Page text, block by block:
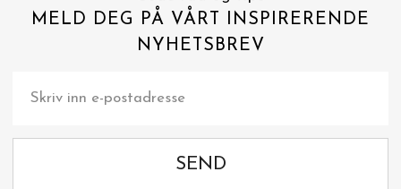
MELD DEG PÅ VÅRT INSPIRERENDE
NYHETSBREV
SEND